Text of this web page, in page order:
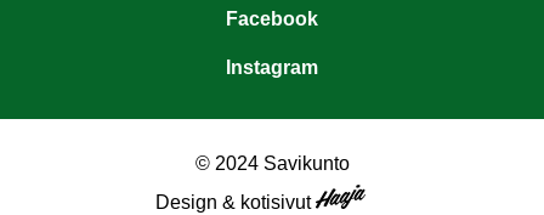
Facebook
Instagram
© 2024 Savikunto
Design & kotisivut